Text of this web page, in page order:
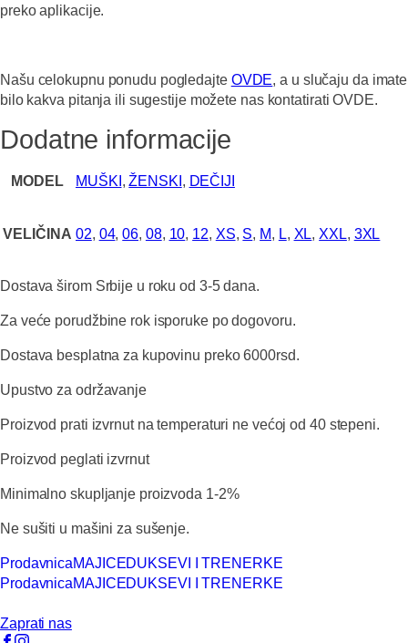
preko aplikacije.
Našu celokupnu ponudu pogledajte OVDE, a u slučaju da imate
bilo kakva pitanja ili sugestije možete nas kontatirati OVDE.
Dodatne informacije
MODEL MUŠKI ,ŽENSKI , DEČIJI
VELIČINA 02, 04,06, 08, 10, 12, XS, S, M, L, XL, XXL, 3XL
Dostava širom Srbije u roku od 3-5 dana.
Za veće porudžbine rok isporuke po dogovoru.
Dostava besplatna za kupovinu preko 6000rsd.
Upustvo za održavanje
Proizvod prati izvrnut na temperaturi ne većoj od 40 stepeni.
Proizvod peglati izvrnut
Minimalno skupljanje proizvoda 1-2%
Ne sušiti u mašini za sušenje.
ProdavnicaMAJICEDUKSEVI I TRENERKE
ProdavnicaMAJICEDUKSEVI I TRENERKE
Zaprati nas